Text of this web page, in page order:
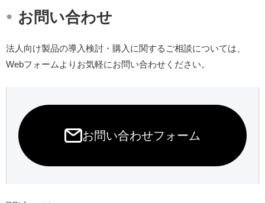
お問い合わせ
法人向け製品の導入検討・購入に関するご相談については、
Webフォームよりお気軽にお問い合わせください。
お問い合わせフォーム